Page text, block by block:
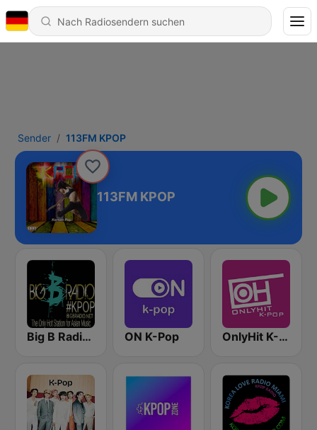
Sender 113FM KPOP
113FM KPOP
Big B Radio - KPOP(인터넷 라디오) ON K-Pop OnlyHit K-Pop